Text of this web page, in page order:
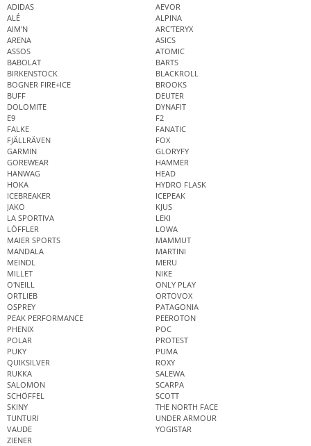
ADIDAS
AEVOR
ALÉ
ALPINA
AIM'N
ARC'TERYX
ARENA
ASICS
ASSOS
ATOMIC
BABOLAT
BARTS
BIRKENSTOCK
BLACKROLL
BOGNER FIRE+ICE
BROOKS
BUFF
DEUTER
DOLOMITE
DYNAFIT
E9
F2
FALKE
FANATIC
FJÄLLRÄVEN
FOX
GARMIN
GLORYFY
GOREWEAR
HAMMER
HANWAG
HEAD
HOKA
HYDRO FLASK
ICEBREAKER
ICEPEAK
JAKO
KJUS
LA SPORTIVA
LEKI
LÖFFLER
LOWA
MAIER SPORTS
MAMMUT
MANDALA
MARTINI
MEINDL
MERU
MILLET
NIKE
O'NEILL
ONLY PLAY
ORTLIEB
ORTOVOX
OSPREY
PATAGONIA
PEAK PERFORMANCE
PEEROTON
PHENIX
POC
POLAR
PROTEST
PUKY
PUMA
QUIKSILVER
ROXY
RUKKA
SALEWA
SALOMON
SCARPA
SCHÖFFEL
SCOTT
SKINY
THE NORTH FACE
TUNTURI
UNDER ARMOUR
VAUDE
YOGISTAR
ZIENER